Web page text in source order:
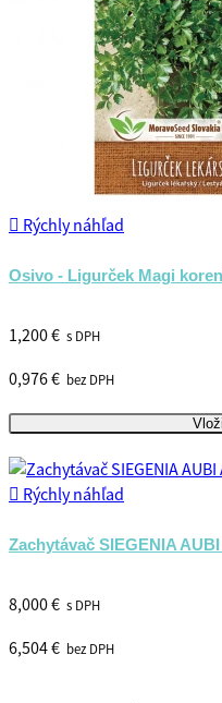
 Rýchly náhľad
Osivo - Ligurček Magi
1,200 € s DPH
0,976 € bez DPH
 Rýchly náhľad
Zachytávač SIEGENIA
8,000 € s DPH
6,504 € bez DPH